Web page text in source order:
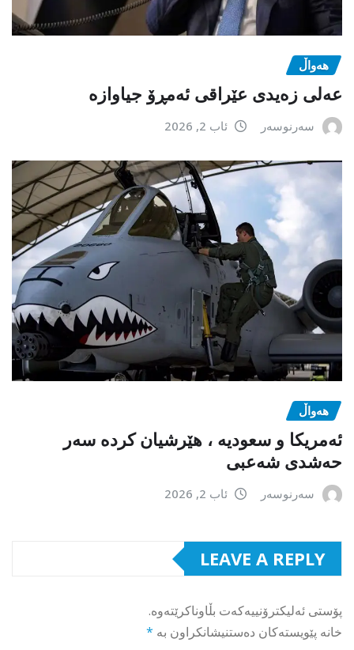
هەواڵ
عەلی زەیدی عێراقی ئەمڕۆ جیاوازە
سەرنوسەر ئاب 2, 2026
هەواڵ
ئەمریکا و سعودیە ، هێرشیان کردە سەر
حەشدی شەعبی
سەرنوسەر ئاب 2, 2026
LEAVE A REPLY
پۆستی ئەلیکترۆنییەکەت بڵاوناکرێتەوە.
خانە پێویستەکان دەستنیشانکراون بە *